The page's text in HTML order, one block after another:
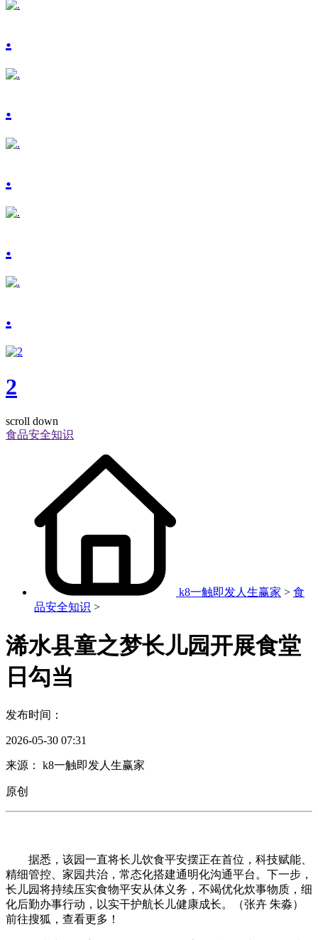
.
.
.
.
.
2
scroll down
食品安全知识
k8一触即发人生赢家 > 食
品安全知识 >
浠水县童之梦长儿园开展食堂
日勾当
发布时间：
2026-05-30 07:31
来源： k8一触即发人生赢家
原创
据悉，该园一直将长儿饮食平安摆正在首位，科技赋能、
精细管控、家园共治，常态化搭建通明化沟通平台。下一步，
长儿园将持续压实食物平安从体义务，不竭优化炊事物质，细
化后勤办事行动，以实干护航长儿健康成长。（张卉 朱淼）
前往搜狐，查看更多！